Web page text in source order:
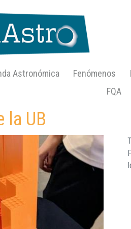
Pasar
Astronómica Fenómenos
FQA
la UB